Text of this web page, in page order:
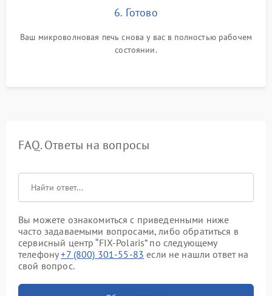
6. Готово
Ваш микроволновая печь снова у вас в полностью рабочем
состоянии.
FAQ. Ответы на вопросы
Вы можете ознакомиться с приведенными ниже
часто задаваемыми вопросами, либо обратиться в
сервисный центр “FIX-Polaris” по следующему
телефону+7 (800) 301-55-83 если не нашли ответ на
свой вопрос.